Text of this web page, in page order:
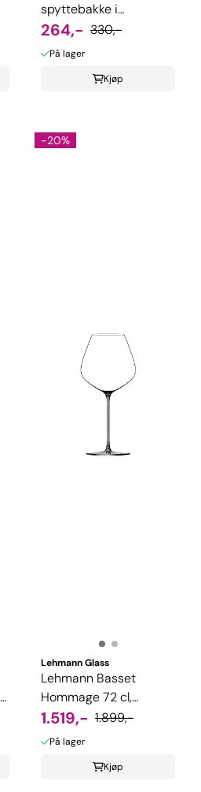
spyttebakke i
aluminium
264,- 330,-
På lager
Kjøp
-20%
Lehmann Glass
Lehmann Basset
Hommage 72 cl,
maskinlaget, 6-pk
1.519,- 1.899,-
På lager
Kjøp